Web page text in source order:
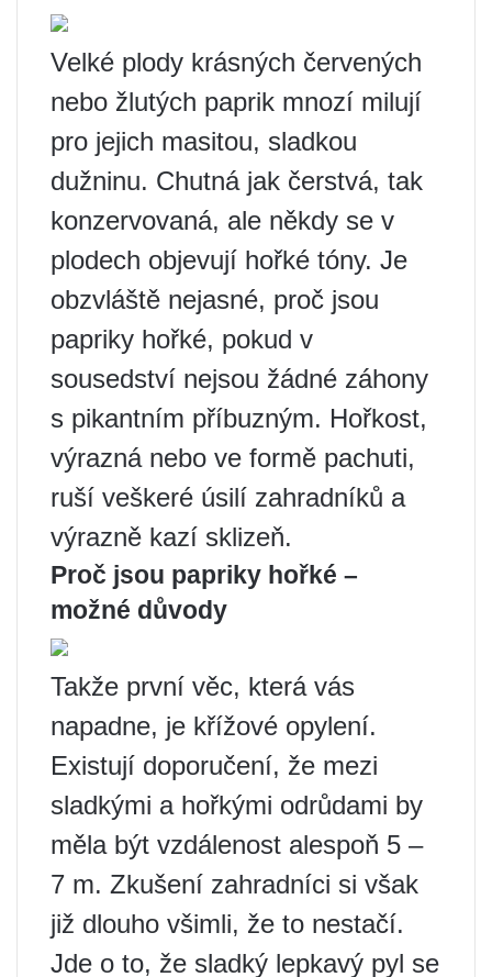
Velké plody krásných červených
nebo žlutých paprik mnozí milují
pro jejich masitou, sladkou
dužninu. Chutná jak čerstvá, tak
konzervovaná, ale někdy se v
plodech objevují hořké tóny. Je
obzvláště nejasné, proč jsou
papriky hořké, pokud v
sousedství nejsou žádné záhony
s pikantním příbuzným. Hořkost,
výrazná nebo ve formě pachuti,
ruší veškeré úsilí zahradníků a
výrazně kazí sklizeň.
Proč jsou papriky hořké –
možné důvody
Takže první věc, která vás
napadne, je křížové opylení.
Existují doporučení, že mezi
sladkými a hořkými odrůdami by
měla být vzdálenost alespoň 5 –
7 m. Zkušení zahradníci si však
již dlouho všimli, že to nestačí.
Jde o to, že sladký lepkavý pyl se